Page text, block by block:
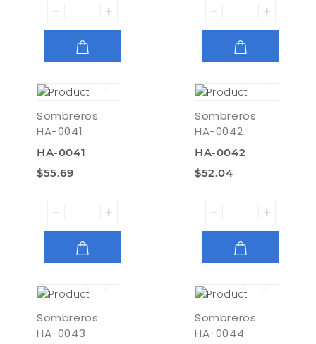
- + - +
Sombreros
HA-0041
HA-0041
$55.69
- +
Sombreros
HA-0042
HA-0042
$52.04
- +
Sombreros
HA-0043
Sombreros
HA-0044